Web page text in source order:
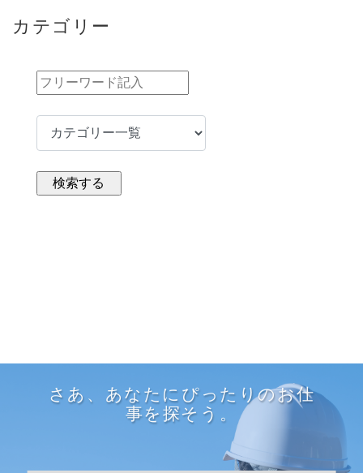
カテゴリー
さあ、あなたにぴったりのお仕
事を探そう。